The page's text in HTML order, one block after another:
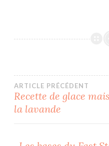
de
l’article
ARTICLE PRÉCÉDENT
Recette de glace
la lavande